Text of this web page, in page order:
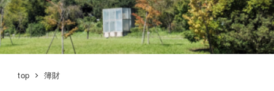
top 簿財